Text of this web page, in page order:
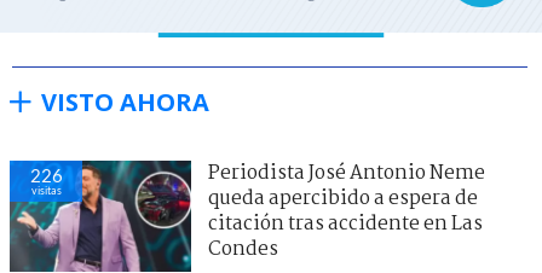
VISTO AHORA
226
visitas
Periodista José Antonio Neme
queda apercibido a espera de
citación tras accidente en Las
Condes